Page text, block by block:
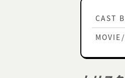
CAST